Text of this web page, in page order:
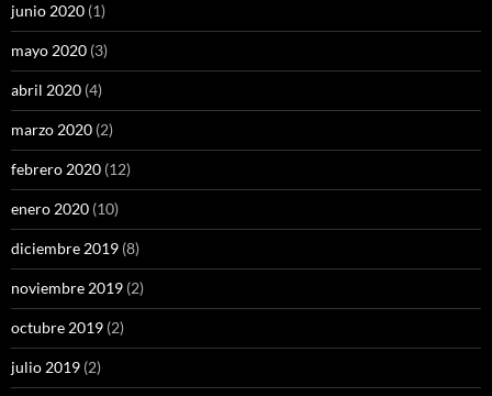
junio 2020 (1)
mayo 2020 (3)
abril 2020 (4)
marzo 2020 (2)
febrero 2020 (12)
enero 2020 (10)
diciembre 2019 (8)
noviembre 2019 (2)
octubre 2019 (2)
julio 2019 (2)